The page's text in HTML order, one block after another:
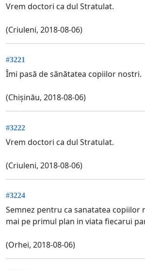
Vrem doctori ca dul Stratulat.
(Criuleni, 2018-08-06)
#3221
Îmi pasă de sănătatea copiilor nostri.
(Chișinău, 2018-08-06)
#3222
Vrem doctori ca dul Stratulat.
(Criuleni, 2018-08-06)
#3224
Semnez pentru ca sanatatea copiilor
mai pe primul plan in viata fiecarui
(Orhei, 2018-08-06)